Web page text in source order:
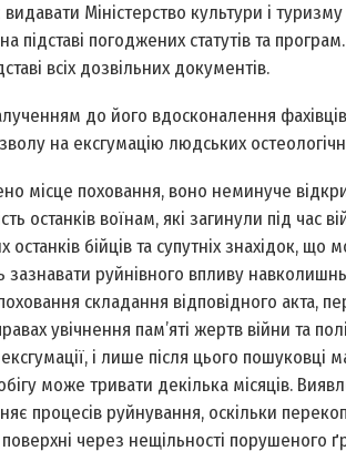
Міністерство культури і
підставі погоджених статутів та
всіх дозвільних документів.
до його вдосконалення
на ексгумацію людських
місце поховання, воно неминуче
останків воїнам, які загинули під час
бійців та супутніх знахідок,
зазнавати руйнівного впливу
складання відповідного акта,
увічнення пам’яті жертв війни та
і лише після цього пошуковці
може тривати декілька місяців.
процесів руйнування, оскільки
через нещільності порушеного